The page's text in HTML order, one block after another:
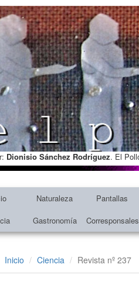
Dionisio Sánchez Rodríguez. El
Naturaleza Pantallas
Gastronomía Corresponsales
Inicio Ciencia Revista nº 237